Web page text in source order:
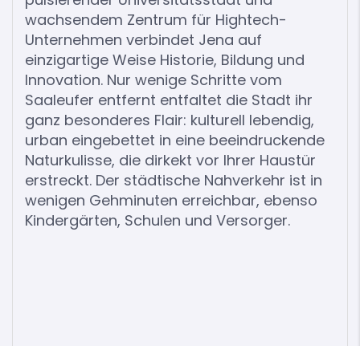
wachsendem Zentrum für Hightech-
Unternehmen verbindet Jena auf
einzigartige Weise Historie, Bildung und
Innovation. Nur wenige Schritte vom
Saaleufer entfernt entfaltet die Stadt ihr
ganz besonderes Flair: kulturell lebendig,
urban eingebettet in eine beeindruckende
Naturkulisse, die dirkekt vor Ihrer Haustür
erstreckt. Der städtische Nahverkehr ist in
wenigen Gehminuten erreichbar, ebenso
Kindergärten, Schulen und Versorger.